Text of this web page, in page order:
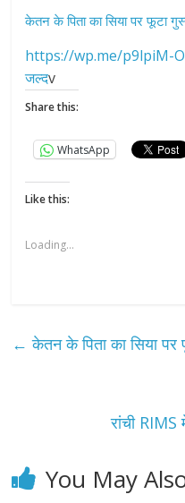
केतन के पिता का सिया पर फूटा
https://wp.me/p9lpiM-
जल्दv
Share this:
WhatsApp
Like this:
Loading...
← केतन के पिता का सिया पर
रांची
You May